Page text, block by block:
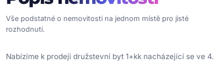
Vše podstatné o nemovitosti na jednom místě pro jisté
rozhodnutí.
Nabízíme k prodeji družstevní byt 1+kk nacházející se ve 4.